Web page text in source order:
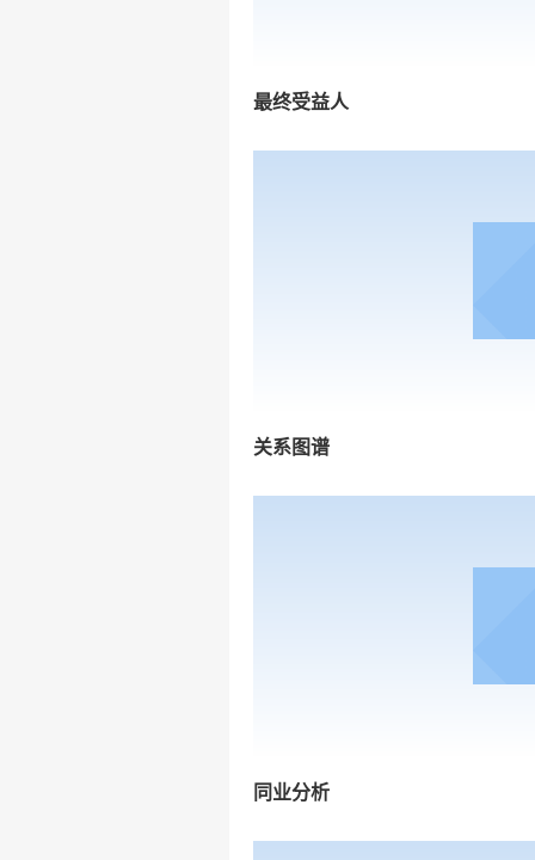
最终受益人
关系图谱
同业分析